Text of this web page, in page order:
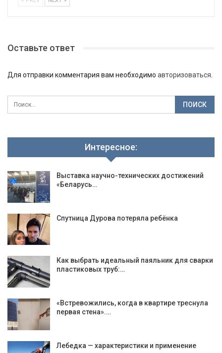
Оставьте ответ
Для отправки комментария вам необходимо авторизоваться
Интересное:
Выставка научно-технических достижений
«Беларусь…
Спутница Дурова потеряла ребёнка
Как выбрать идеальный паяльник для сварки
пластиковых труб:…
«Встревожились, когда в квартире треснула
первая стена».…
Лебедка — характеристики и применение